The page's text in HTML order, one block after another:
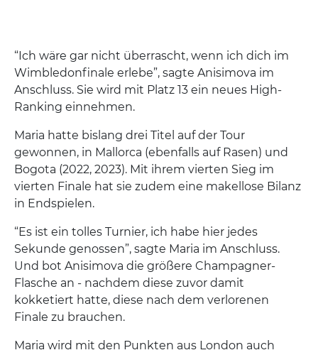
“Ich wäre gar nicht überrascht, wenn ich dich im
Wimbledonfinale erlebe”, sagte Anisimova im
Anschluss. Sie wird mit Platz 13 ein neues High-
Ranking einnehmen.
Maria hatte bislang drei Titel auf der Tour
gewonnen, in Mallorca (ebenfalls auf Rasen) und
Bogota (2022, 2023). Mit ihrem vierten Sieg im
vierten Finale hat sie zudem eine makellose Bilanz
in Endspielen.
“Es ist ein tolles Turnier, ich habe hier jedes
Sekunde genossen”, sagte Maria im Anschluss.
Und bot Anisimova die größere Champagner-
Flasche an - nachdem diese zuvor damit
kokketiert hatte, diese nach dem verlorenen
Finale zu brauchen.
Maria wird mit den Punkten aus London auch